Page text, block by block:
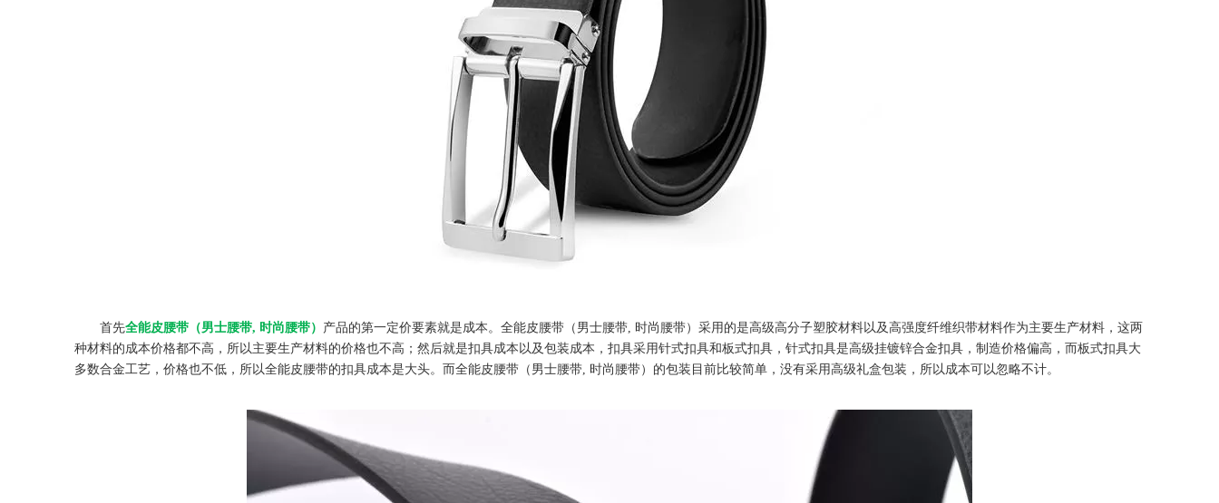
首先全能皮腰带（男士腰带, 时尚腰带） 产品的第一定价要素就是成本。全能皮腰带（男士腰带, 时尚腰带）采用的是高级高分子塑胶材料以及高强度纤维织带材料作为主要生产材料，这两
种材料的成本价格都不高，所以主要生产材料的价格也不高；然后就是扣具成本以及包装成本，扣具采用针式扣具和板式扣具，针式扣具是高级挂镀锌合金扣具，制造价格偏高，而板式扣具大
多数合金工艺，价格也不低，所以全能皮腰带的扣具成本是大头。而全能皮腰带（男士腰带, 时尚腰带）的包装目前比较简单，没有采用高级礼盒包装，所以成本可以忽略不计。